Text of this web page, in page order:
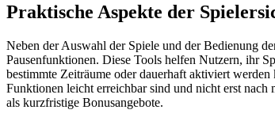
Praktische Aspekte der
Neben der Auswahl der Spiele und der Bedienung
Pausenfunktionen. Diese Tools helfen Nutzern, ihr
bestimmte Zeiträume oder dauerhaft aktiviert
Funktionen leicht erreichbar sind und nicht erst
als kurzfristige Bonusangebote.